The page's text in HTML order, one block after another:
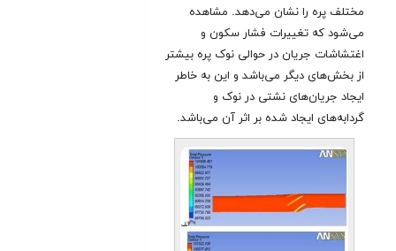
مختلف پره را نشان می‌دهد. مشاهده
می‌شود که تغییرات فشار سکون و
اغتشاشات جریان در حوالی نوک پره بیشتر
از بخش‌های دیگر می‌باشد و این به خاطر
ایجاد جریان‌های نشتی در نوک و
گردابه‌های ایجاد شده بر اثر آن می‌باشد.